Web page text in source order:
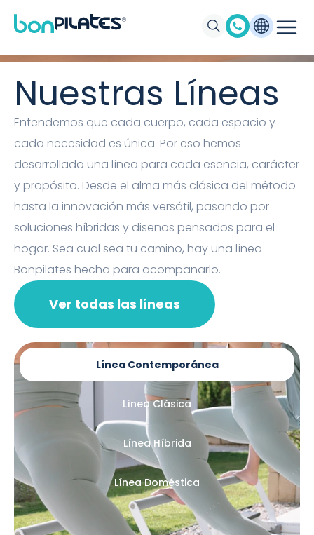
Máquinas de Pilates, Pilates suelo y
accesorios Bonpilates
Nuestras Líneas
Entendemos que cada cuerpo, cada espacio y
cada necesidad es única. Por eso hemos
desarrollado una línea para cada esencia, carácter
y propósito. Desde el alma más clásica del método
hasta la innovación más versátil, pasando por
soluciones híbridas y diseños pensados para el
hogar. Sea cual sea tu camino, hay una línea
Bonpilates hecha para acompañarlo.
Ver todas las líneas
Línea Contemporánea
Línea Clásica
Línea Híbrida
Línea Doméstica